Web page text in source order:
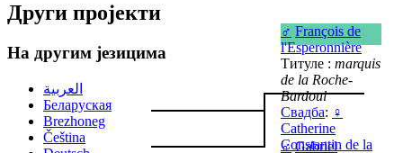
♂ François de
l'Esperonnière
Титуле : marquis
de la Roche-
Bardoul
Свадба: ♀
Catherine
Constantin de la
♂ Gabriel
Други пројекти
На другим језицима
العربية
Беларуская
Brezhoneg
Čeština